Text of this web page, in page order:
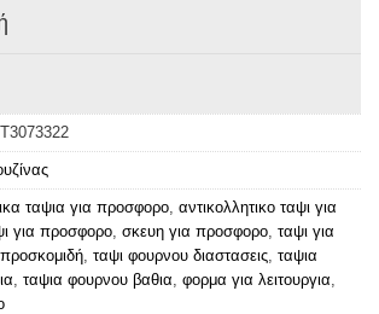
T3073322
ταψια για προσφορο αντικολλητικο ταψι για
για προσφορο σκευη για προσφορο ταψι για
ταψι φουρνου διαστασεις ταψια
ταψια φουρνου βαθια φορμα για λειτουργια